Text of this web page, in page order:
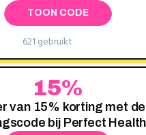
TOON CODE
621 gebruikt
15%
van 15% korting met
bij Perfect Health